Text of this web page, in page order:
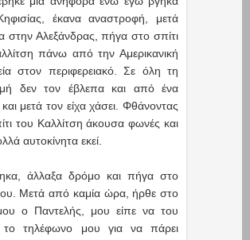
έκανα αναστροφή, μετά
στην Αλεξάνδρας, πήγα στο σπίτι
πάνω από την Αμερικανική
στον περιφερειακό. Σε όλη τη
δεν τον έβλεπα και από ένα
μετά τον είχα χάσει. Φθάνοντας
του Καλλίτση άκουσα φωνές και
αυτοκίνητα εκεί.
άλλαξα δρόμο και πήγα στο
Μετά από καμία ώρα, ήρθε στο
ο Παντελής, μου είπε να του
τηλέφωνο μου για να πάρει